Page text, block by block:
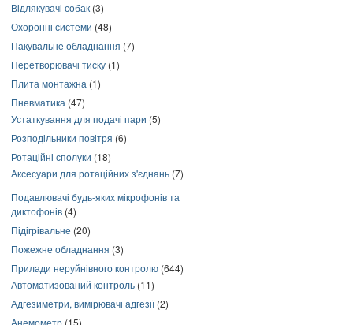
Відлякувачі собак (3)
Охоронні системи (48)
Пакувальне обладнання (7)
Перетворювачі тиску (1)
Плита монтажна (1)
Пневматика (47)
Устаткування для подачі пари (5)
Розподільники повітря (6)
Ротаційні сполуки (18)
Аксесуари для ротаційних з'єднань (7)
Подавлювачі будь-яких мікрофонів та
диктофонів (4)
Підігрівальне (20)
Пожежне обладнання (3)
Прилади неруйнівного контролю (644)
Автоматизований контроль (11)
Адгезиметри, вимірювачі адгезії(2)
Анемометр (15)